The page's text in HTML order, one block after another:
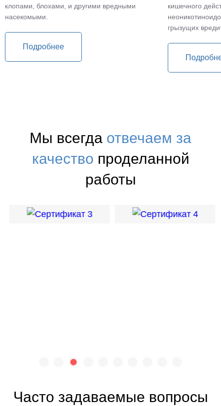
клопами, блохами, и другими вредными
насекомыми.
Подробнее
кишечного
грызущих
Мы всегда отвечаем за
качество проделанной
работы
Часто задаваемые вопросы